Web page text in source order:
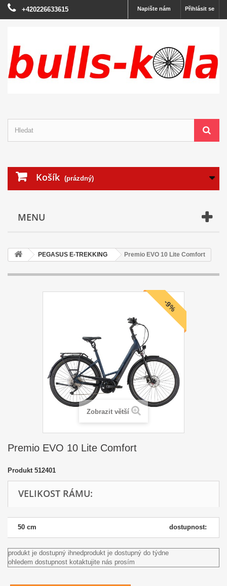
Přihlásit se
Napište nám
+420226633615
Košík (prázdný)
MENU
PEGASUS E-TREKKING Premio EVO 10 Lite Comfort
-9%
Zobrazit větší
Premio EVO 10 Lite Comfort
Produkt 512401
VELIKOST RÁMU:
50 cm dostupnost:
produkt je dostupný ihnedprodukt je dostupný do týdne
ohledem dostupnost kotaktujite nás prosím